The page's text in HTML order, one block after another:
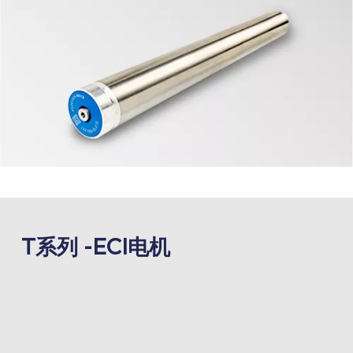
T系列 -ECI电机